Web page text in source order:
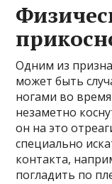
Одним из
может быть
ногами во
незаметно
он на это
специально
контакта,
погладить по